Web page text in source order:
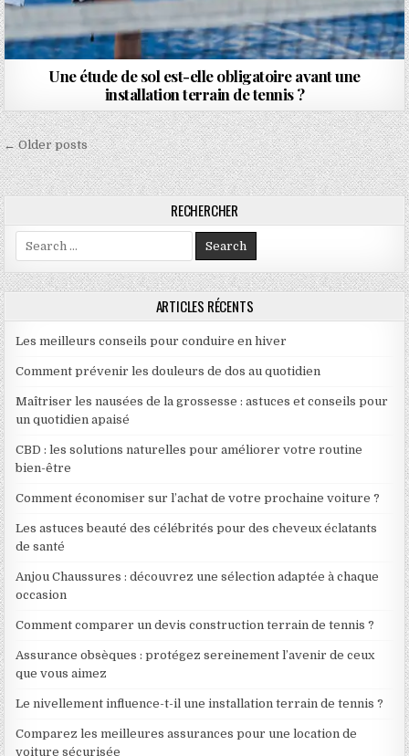
Une étude de sol est-elle obligatoire avant une
installation terrain de tennis ?
Navigation des articles
← Older posts
RECHERCHER
Search for:
ARTICLES RÉCENTS
Les meilleurs conseils pour conduire en hiver
Comment prévenir les douleurs de dos au quotidien
Maîtriser les nausées de la grossesse : astuces et conseils pour
un quotidien apaisé
CBD : les solutions naturelles pour améliorer votre routine
bien-être
Comment économiser sur l’achat de votre prochaine voiture ?
Les astuces beauté des célébrités pour des cheveux éclatants
de santé
Anjou Chaussures : découvrez une sélection adaptée à chaque
occasion
Comment comparer un devis construction terrain de tennis ?
Assurance obsèques : protégez sereinement l’avenir de ceux
que vous aimez
Le nivellement influence-t-il une installation terrain de tennis ?
Comparez les meilleures assurances pour une location de
voiture sécurisée